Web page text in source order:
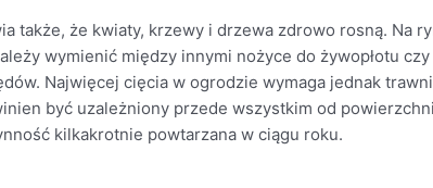
także, że kwiaty, krzewy i drzewa zdrowo rosną. Na
wymienić między innymi nożyce do żywopłotu
Najwięcej cięcia w ogrodzie wymaga jednak
być uzależniony przede wszystkim od
kilkakrotnie powtarzana w ciągu roku.